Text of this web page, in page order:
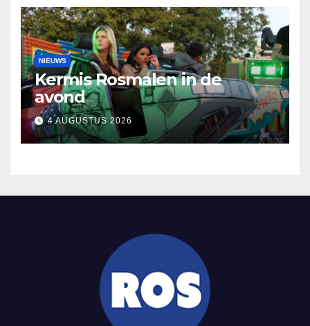
NIEUWS
Kermis Rosmalen in de
avond
4 AUGUSTUS 2026